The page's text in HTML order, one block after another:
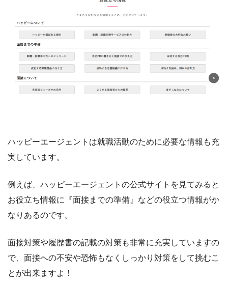
ハッピーエージェントは就職活動のために必要な情報も充
実しています。
例えば、ハッピーエージェントの公式サイトを見てみると
お役立ち情報に『面接までの準備』などの役立つ情報がか
なりあるのです。
面接対策や履歴書の記載の対策も非常に充実していますの
で、面接への不安や恐怖もなくしっかり対策をして挑むこ
とが出来ますよ！